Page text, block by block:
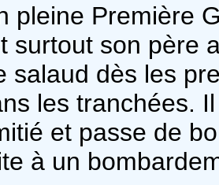
pleine Première
surtout son père
salaud dès les
les tranchées.
et passe de
à un